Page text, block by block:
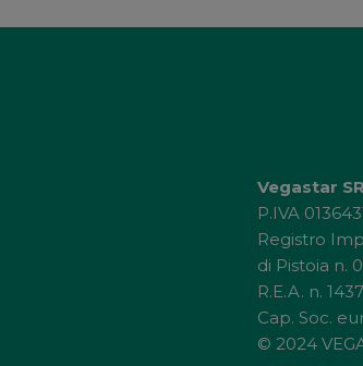
Vegastar
P.IVA
Registro
di Pistoia n.
R.E.A. n.
Cap. Soc.
© 2024